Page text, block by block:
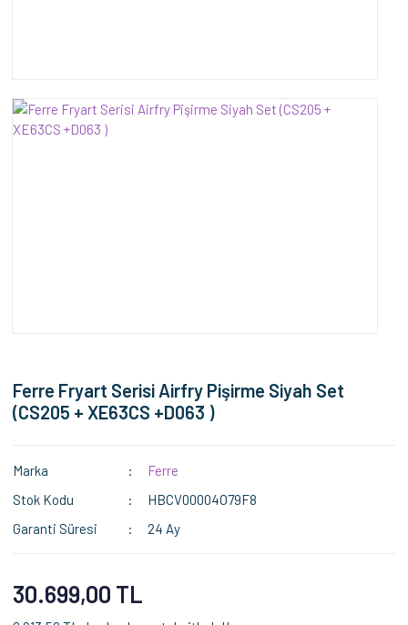
Ferre Fryart Serisi Airfry Pişirme Siyah Set
(CS205 + XE63CS +D063 )
Marka
Ferre
Stok Kodu
HBCV00004O79F8
Garanti Süresi
24 Ay
30.699,00 TL